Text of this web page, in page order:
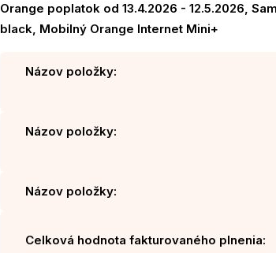
Orange poplatok od 13.4.2026 - 12.5.2026,
black, Mobilný Orange Internet Mini+
Názov položky:
Názov položky:
Názov položky:
Celková hodnota fakturovaného plnenia: